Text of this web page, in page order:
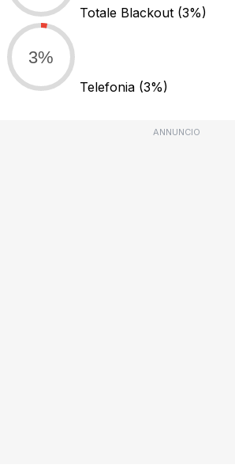
Totale Blackout (3%)
3%
Telefonia (3%)
ANNUNCIO